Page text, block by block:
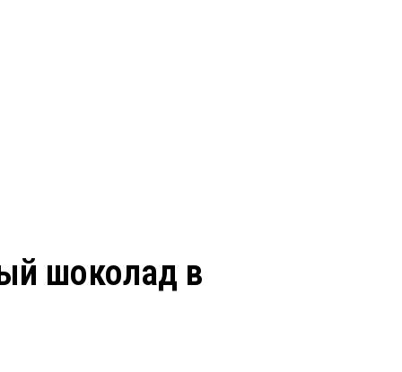
шоколад в